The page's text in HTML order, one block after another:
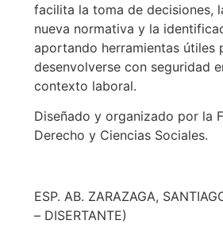
facilita la toma de decisiones,
nueva normativa y la
aportando herramientas útiles
desenvolverse con seguridad
contexto laboral.
Diseñado y organizado por la
Derecho y Ciencias Sociales.
ESP. AB. ZARAZAGA,
– DISERTANTE)